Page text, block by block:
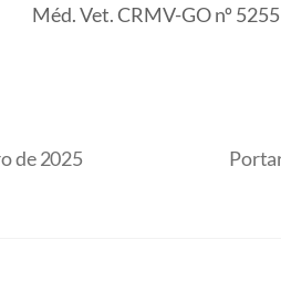
Méd. Vet. CRMV-GO nº 5255
de 2025